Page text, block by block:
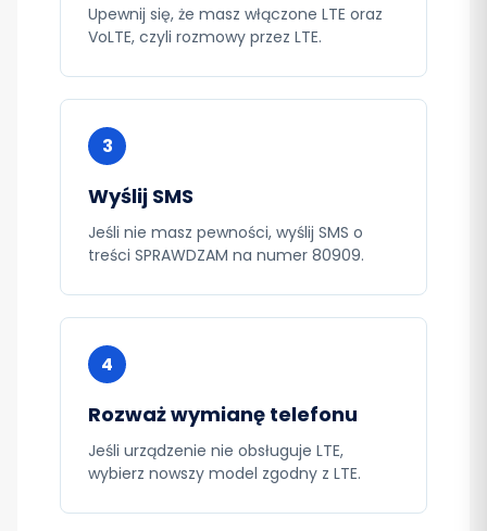
Upewnij się, że masz włączone LTE oraz
VoLTE, czyli rozmowy przez LTE.
3
Wyślij SMS
Jeśli nie masz pewności, wyślij SMS o
treści SPRAWDZAM na numer 80909.
4
Rozważ wymianę telefonu
Jeśli urządzenie nie obsługuje LTE,
wybierz nowszy model zgodny z LTE.